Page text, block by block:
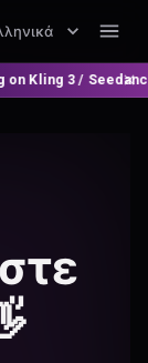
/ Seedance 2